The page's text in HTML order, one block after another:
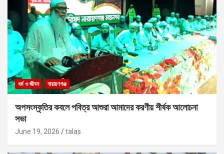
ধর্ম ও জীবন নারায়ণগঞ্জ
অপসংস্কৃতির কবলে পবিত্র আশুরা আমাদের করণীয় শীর্ষক আলোচনা
সভা
June 19, 2026 talas